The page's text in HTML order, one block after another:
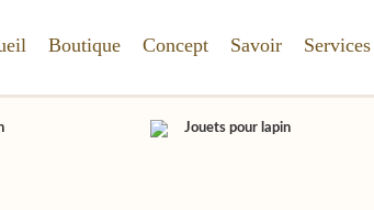
Boutique Concept Savoir Services